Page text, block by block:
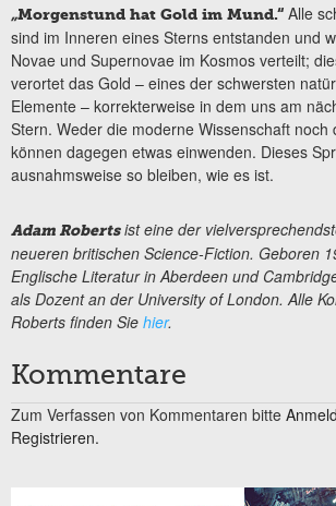
„Morgenstund hat Gold im Mund.“ Alle
sind im Inneren eines Sterns entstanden und
Novae und Supernovae im Kosmos verteilt;
verortet das Gold – eines der schwersten
Elemente – korrekterweise in dem uns am
Stern. Weder die moderne Wissenschaft noch
können dagegen etwas einwenden. Dieses
ausnahmsweise so bleiben, wie es ist.
Adam Robertsist eine der
neueren britischen Science-Fiction. Geboren
Englische Literatur in Aberdeen und
als Dozent an der University of London. Alle
Roberts finden Sie hier.
Kommentare
Zum Verfassen von Kommentaren bitte
Registrieren.